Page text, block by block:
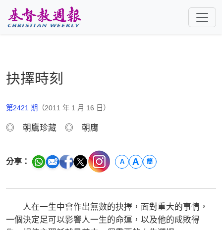
抉擇時刻
第2421 期 （2011 年 1 月 16 日）
◎ 朝鷹珍藏 ◎ 朝膺
分享： A A 簡
人在一生中會作出無數的抉擇，面對重大的事情，
一個決定足可以影響人一生的命運，以及他的成敗得